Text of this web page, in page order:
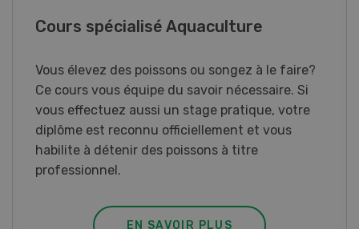
41e Championnat d’Europe de labour
Championnat d’Europe de labour 2026 en
Suisse.
EN SAVOIR PLUS